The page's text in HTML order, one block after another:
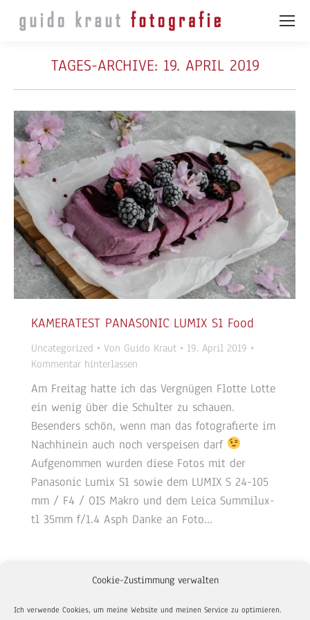
Cookie-Zustimmung verwalten
Ich verwende Cookies, um meine Website und meinen Service zu optimieren.
TAGES-ARCHIVE: 19. APRIL 2019
KAMERATEST PANASONIC LUMIX S1 Food
Uncategorized Von Guido Kraut
19. April 2019
Kommentar hinterlassen
Am Freitag hatte ich das Vergnügen Flotte Lotte
ein wenig über die Schulter zu schauen.
Besenders schön, wenn man das fotografierte im
Nachhinein auch noch verspeisen darf
Aufgenommen wurden diese Fotos mit der
Panasonic Lumix S1 sowie dem LUMIX S 24-105
mm / F4 / OIS Makro und dem Leica Summilux-
tl 35mm f/1.4 Asph Danke an Foto…